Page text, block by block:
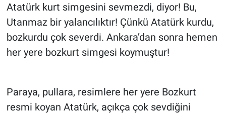
Atatürk kurt simgesini sevmezdi, diyor! Bu,
Utanmaz bir yalancılıktır! Çünkü Atatürk kurdu,
bozkurdu çok severdi. Ankara’dan sonra hemen
her yere bozkurt simgesi koymuştur!
Paraya, pullara, resimlere her yere Bozkurt
resmi koyan Atatürk, açıkça çok sevdiğini